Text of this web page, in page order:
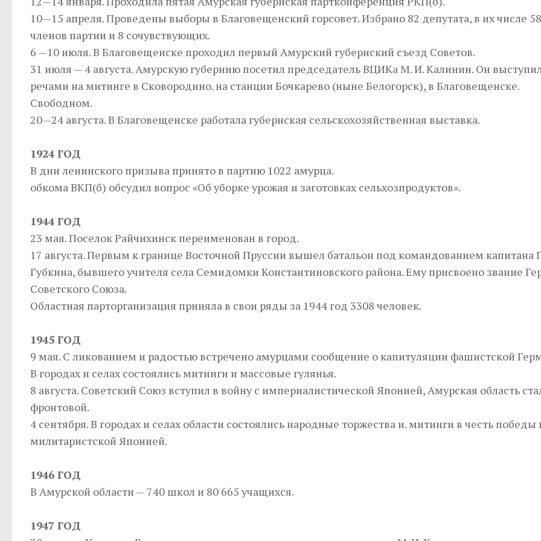
10—15 апреля. Проведены выборы в Благовещенский горсовет. Избрано 82 депутата, в их числе 58
членов партии и 8 сочувствующих.
6 —10 июля. В Благовещенске проходил первый Амурский губернский съезд Советов.
31 июля — 4 августа. Амурскую губернию посетил председатель ВЦИКа М. И. Калинин. Он
речами на митинге в Сковородино. на станции Бочкарево (ныне Белогорск), в Благовещенске.
Свободном.
20—24 августа. В Благовещенске работала губернская сельскохозяйственная выставка.
1924 ГОД
В дни ленинского призыва принято в партию 1022 амурца.
обкома ВКП(б) обсудил вопрос «Об уборке урожая и заготовках сельхозпродуктов».
1944 ГОД
23 мая. Поселок Райчихинск переименован в город.
17 августа. Первым к границе Восточной Пруссии вышел батальон под командованием капитана
Губкина, бывшего учителя села Семидомки Константиновского района. Ему присвоено звание
Советского Союза.
Областная парторганизация приняла в свои ряды за 1944 год 3308 человек.
1945 ГОД
9 мая. С ликованием и радостью встречено амурцами сообщение о капитуляции фашистской
В городах и селах состоялись митинги и массовые гулянья.
8 августа. Советский Союз вступил в войну с империалистической Японией, Амурская область
фронтовой.
4 сентября. В городах и селах области состоялись народные торжества и. митинги в честь победы
милитаристской Японией.
1946 ГОД
В Амурской области — 740 школ и 80 665 учащихся.
1947 ГОД